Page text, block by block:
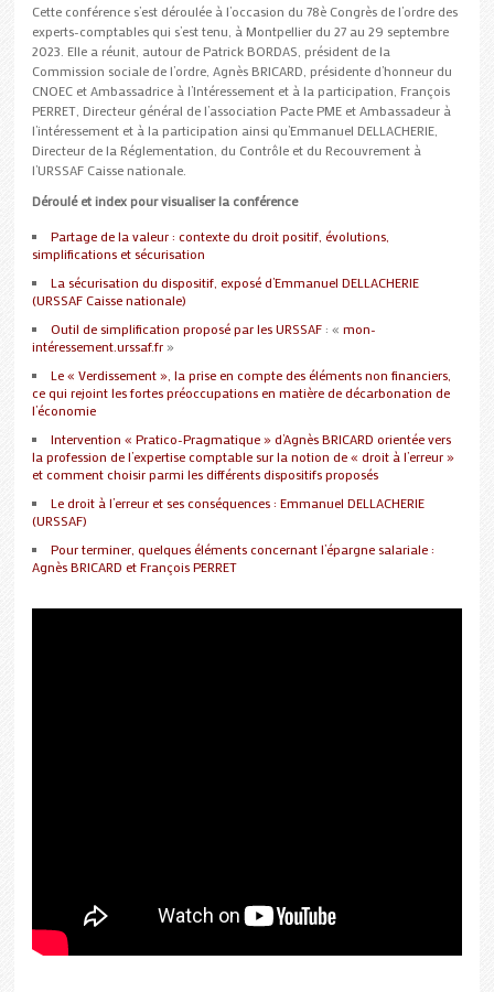
Cette conférence s’est déroulée à l’occasion du 78è Congrès de l’ordre des
experts-comptables qui s’est tenu, à Montpellier du 27 au 29 septembre
2023. Elle a réunit, autour de Patrick BORDAS, président de la
Commission sociale de l’ordre, Agnès BRICARD, présidente d’honneur du
CNOEC et Ambassadrice à l’Intéressement et à la participation, François
PERRET, Directeur général de l’association Pacte PME et Ambassadeur à
l’intéressement et à la participation ainsi qu’Emmanuel DELLACHERIE,
Directeur de la Réglementation, du Contrôle et du Recouvrement à
l’URSSAF Caisse nationale.
Déroulé et index pour visualiser la conférence
Partage de la valeur : contexte du droit positif, évolutions,
simplifications et sécurisation
La sécurisation du dispositif, exposé d’Emmanuel DELLACHERIE
(URSSAF Caisse nationale)
Outil de simplification proposé par les URSSAF: « mon-
intéressement.urssaf.fr»
Le « Verdissement », la prise en compte des éléments non financiers,
ce qui rejoint les fortes préoccupations en matière de décarbonation de
l’économie
Intervention « Pratico-Pragmatique » d’Agnès BRICARD orientée vers
la profession de l’expertise comptable sur la notion de « droit à l’erreur »
et comment choisir parmi les différents dispositifs proposés
Le droit à l’erreur et ses conséquences : Emmanuel DELLACHERIE
(URSSAF)
Pour terminer, quelques éléments concernant l’épargne salariale :
Agnès BRICARD et François PERRET